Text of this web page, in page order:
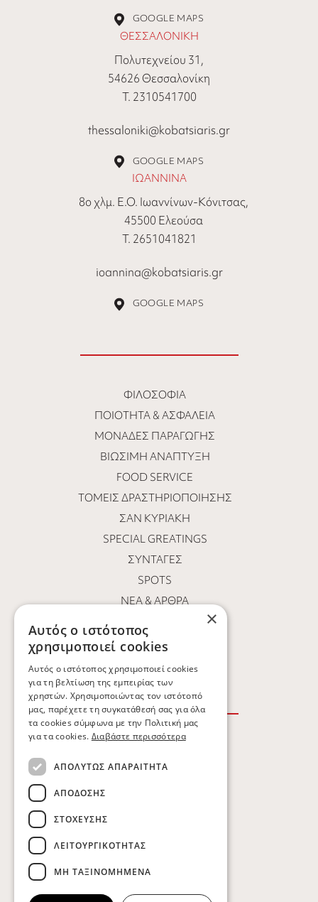
GOOGLE MAPS
ΘΕΣΣΑΛΟΝΙΚΗ
Πολυτεχνείου 31,
54626 Θεσσαλονίκη
Τ. 2310541700
thessaloniki@kobatsiaris.gr
GOOGLE MAPS
ΙΩΑΝΝΙΝΑ
8ο χλμ. Ε.Ο. Ιωαννίνων-Κόνιτσας,
45500 Ελεούσα
Τ. 2651041821
ioannina@kobatsiaris.gr
GOOGLE MAPS
ΦΙΛΟΣΟΦΊΑ
ΠΟΙΌΤΗΤΑ & ΑΣΦΆΛΕΙΑ
ΜΟΝΆΔΕΣ ΠΑΡΑΓΩΓΉΣ
ΒΙΏΣΙΜΗ ΑΝΆΠΤΥΞΗ
FOOD SERVICE
ΤΟΜΕΊΣ ΔΡΑΣΤΗΡΙΟΠΟΊΗΣΗΣ
ΣΑΝ ΚΥΡΙΑΚΉ
SPECIAL GREATINGS
ΣΥΝΤΑΓΈΣ
SPOTS
ΝΕΑ & ΑΡΘΡΑ
ΟΙ ΆΝΘΡΩΠΟΙ ΜΑΣ
ΕΥΚΑΙΡΊΕΣ ΚΑΡΙΈΡΑΣ
ΕΠΙΚΟΙΝΩΝΙΑ
ΠΟΛΙΤΙΚΗ ΑΠΟΡΡΗΤΟΥ
ΠΟΛΙΤΙΚΗ COOKIES
Copyright © Kobatsiaris 2026
×
Αυτός ο ιστότοπος
χρησιμοποιεί cookies
Αυτός ο ιστότοπος χρησιμοποιεί cookies
για τη βελτίωση της εμπειρίας των
χρηστών. Χρησιμοποιώντας τον ιστότοπό
μας, παρέχετε τη συγκατάθεσή σας για όλα
τα cookies σύμφωνα με την Πολιτική μας
για τα cookies. Διαβάστε περισσότερα
ΑΠΟΛΎΤΩΣ ΑΠΑΡΑΊΤΗΤΑ
ΑΠΌΔΟΣΗΣ
ΣΤΌΧΕΥΣΗΣ
ΛΕΙΤΟΥΡΓΙΚΌΤΗΤΑΣ
ΜΗ ΤΑΞΙΝΟΜΗΜΈΝΑ